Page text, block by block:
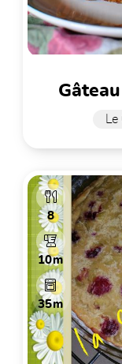
8
10m
35m